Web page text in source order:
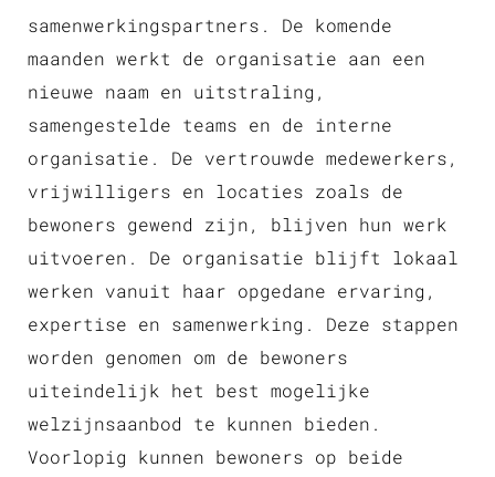
samenwerkingspartners. De komende
maanden werkt de organisatie aan een
nieuwe naam en uitstraling,
samengestelde teams en de interne
organisatie. De vertrouwde medewerkers,
vrijwilligers en locaties zoals de
bewoners gewend zijn, blijven hun werk
uitvoeren. De organisatie blijft lokaal
werken vanuit haar opgedane ervaring,
expertise en samenwerking. Deze stappen
worden genomen om de bewoners
uiteindelijk het best mogelijke
welzijnsaanbod te kunnen bieden.
Voorlopig kunnen bewoners op beide